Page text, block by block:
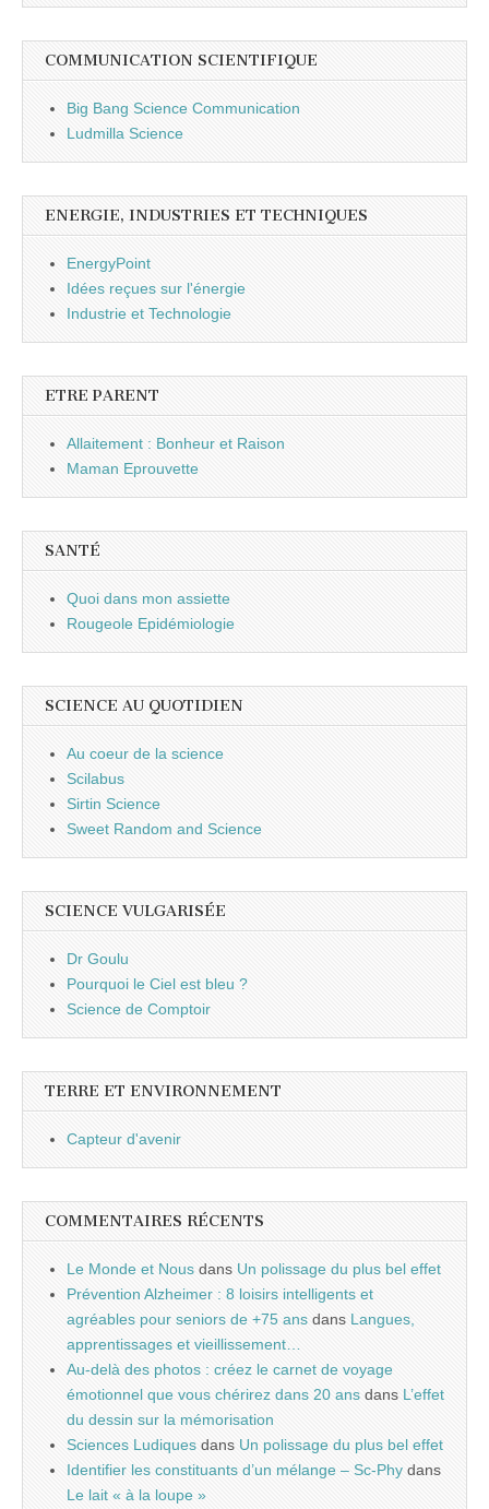
COMMUNICATION SCIENTIFIQUE
Big Bang Science Communication
Ludmilla Science
ENERGIE, INDUSTRIES ET TECHNIQUES
EnergyPoint
Idées reçues sur l'énergie
Industrie et Technologie
ETRE PARENT
Allaitement : Bonheur et Raison
Maman Eprouvette
SANTÉ
Quoi dans mon assiette
Rougeole Epidémiologie
SCIENCE AU QUOTIDIEN
Au coeur de la science
Scilabus
Sirtin Science
Sweet Random and Science
SCIENCE VULGARISÉE
Dr Goulu
Pourquoi le Ciel est bleu ?
Science de Comptoir
TERRE ET ENVIRONNEMENT
Capteur d'avenir
COMMENTAIRES RÉCENTS
Le Monde et Nous dans Un polissage du plus bel effet
Prévention Alzheimer : 8 loisirs intelligents et
agréables pour seniors de +75 ans dans Langues,
apprentissages et vieillissement…
Au-delà des photos : créez le carnet de voyage
émotionnel que vous chérirez dans 20 ans dans L’effet
du dessin sur la mémorisation
Sciences Ludiques dans Un polissage du plus bel effet
Identifier les constituants d’un mélange – Sc-Phy dans
Le lait « à la loupe »